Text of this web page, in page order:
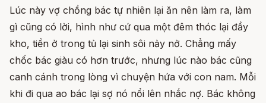
Lúc này vợ chồng bác tự nhiên lại ăn nên làm ra, làm
gì cũng có lời, hình như cứ qua một đêm thóc lại đầy
kho, tiền ở trong tủ lại sinh sôi nảy nở. Chẳng mấy
chốc bác giàu có hơn trước, nhưng lúc nào bác cũng
canh cánh trong lòng vì chuyện hứa với con nam. Mỗi
khi đi qua ao bác lại sợ nó nổi lên nhắc nợ. Bác không